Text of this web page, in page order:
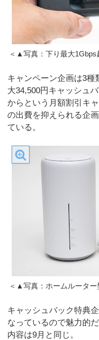
＜▲写真：下り最大1Gbps
キャンペーン企画は3種
大34,500円キャッシュ
からという月額割引キ
の出費を抑えられる企
ている。
＜▲写真：ホームルーター
キャッシュバック特典
なっているので魅力的
内容は9月と同じ。